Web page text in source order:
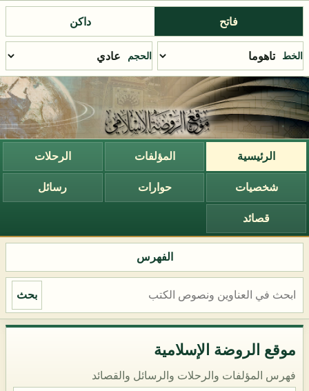
فاتح داكن
الخط الحجم
الرئيسية المؤلفات الرحلات
شخصيات حوارات رسائل
قصائد
الفهرس
بحث
موقع الروضة الإسلامية
فهرس المؤلفات والرحلات والرسائل والقصائد